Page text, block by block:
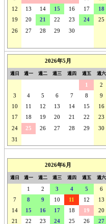
12
13 14 15 16 17
18
19
20 21 22 23 24
25
26
27 28 29 30
2026年5月
週日 週一 週二 週三 週四 週五 週六
1
2
3
4 5 6 7 8
9
10
11 12 13 14 15
16
17
18 19 20 21 22
23
24
25 26 27 28 29
30
31
2026年6月
週日 週一 週二 週三 週四 週五 週六
1 2 3 4 5
6
7
8 9 10 11 12
13
14
15 16 17 18 19
20
21
22 23 24 25 26
27